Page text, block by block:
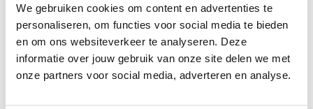
We gebruiken cookies om content en advertenties te
personaliseren, om functies voor social media te bieden
en om ons websiteverkeer te analyseren. Deze
informatie over jouw gebruik van onze site delen we met
onze partners voor social media, adverteren en analyse.
Ook Thomas Botha is vanaf maart begonnen als
investment manager bij Panattoni Nederland. Botha
heeft ruime ervaring in het financieel beheer en de
rapportage van grote vastgoedportefeuilles met een